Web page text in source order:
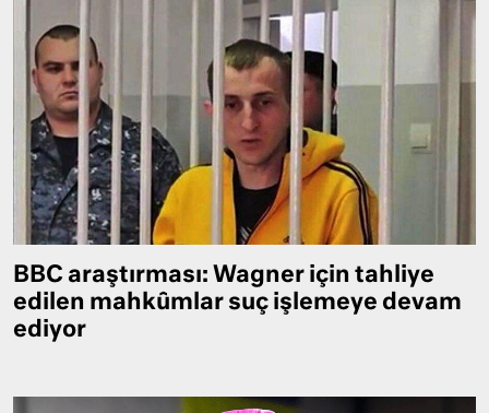
BBC araştırması: Wagner için tahliye
edilen mahkûmlar suç işlemeye devam
ediyor